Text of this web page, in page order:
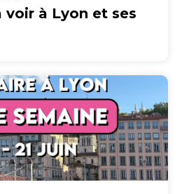
voir à Lyon et ses